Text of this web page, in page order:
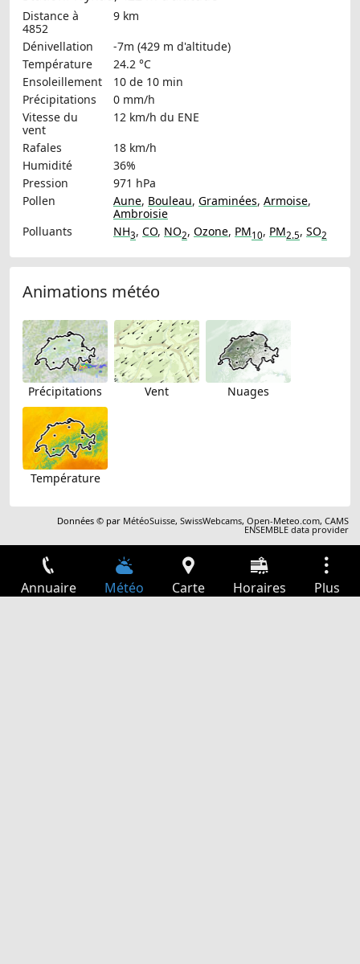
Distance à
4852
9 km
Dénivellation
-7m (429 m d'altitude)
Température
24.2 °C
Ensoleillement
10 de 10 min
Précipitations
0 mm/h
Vitesse du
vent
12 km/h du ENE
Rafales
18 km/h
Humidité
36%
Pression
971 hPa
Pollen
Aune, Bouleau, Graminées, Armoise,
Ambroisie
Polluants
NH3, CO, NO2, Ozone, PM10, PM2.5, SO2
Animations météo
Précipitations Vent Nuages
Température
Données © par MétéoSuisse,SwissWebcams,Open-Meteo.com,CAMS
ENSEMBLE data provider
Annuaire Météo Carte Horaires Plus